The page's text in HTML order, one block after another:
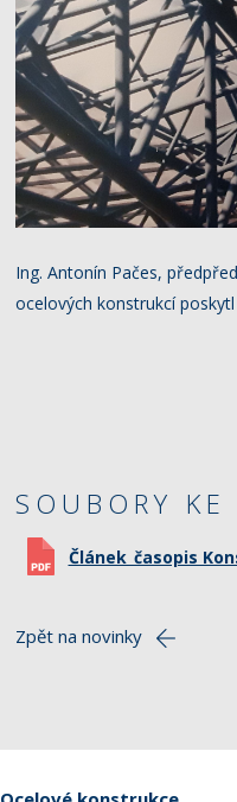
Ing. Antonín Pačes,
ocelových konstrukcí
SOUBORY
Článek_časopis
Zpět na novinky